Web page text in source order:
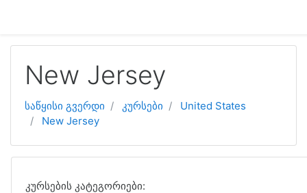
New Jersey
საწყისი გვერდი კურსები
United States
New Jersey
კურსების კატეგორიები: